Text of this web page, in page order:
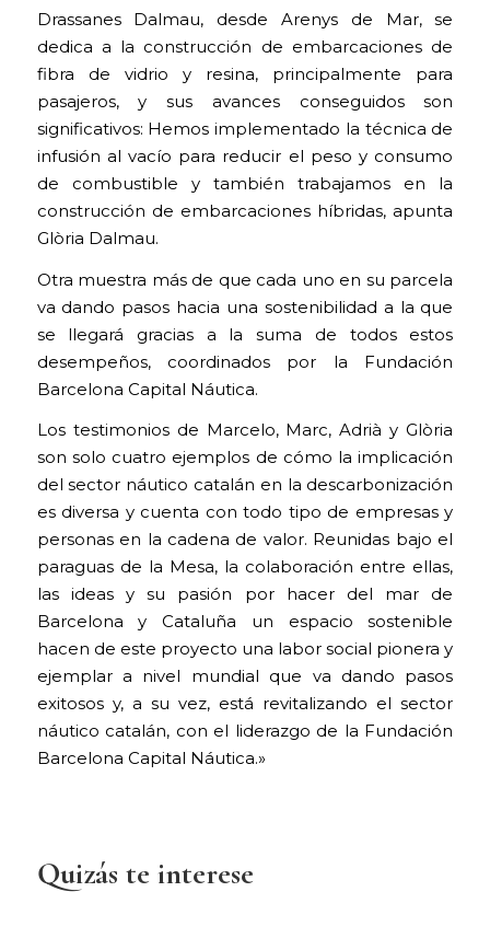
Drassanes Dalmau, desde Arenys de Mar, se
dedica a la construcción de embarcaciones de
fibra de vidrio y resina, principalmente para
pasajeros, y sus avances conseguidos son
significativos: Hemos implementado la técnica de
infusión al vacío para reducir el peso y consumo
de combustible y también trabajamos en la
construcción de embarcaciones híbridas, apunta
Glòria Dalmau.
Otra muestra más de que cada uno en su parcela
va dando pasos hacia una sostenibilidad a la que
se llegará gracias a la suma de todos estos
desempeños, coordinados por la Fundación
Barcelona Capital Náutica.
Los testimonios de Marcelo, Marc, Adrià y Glòria
son solo cuatro ejemplos de cómo la implicación
del sector náutico catalán en la descarbonización
es diversa y cuenta con todo tipo de empresas y
personas en la cadena de valor. Reunidas bajo el
paraguas de la Mesa, la colaboración entre ellas,
las ideas y su pasión por hacer del mar de
Barcelona y Cataluña un espacio sostenible
hacen de este proyecto una labor social pionera y
ejemplar a nivel mundial que va dando pasos
exitosos y, a su vez, está revitalizando el sector
náutico catalán, con el liderazgo de la Fundación
Barcelona Capital Náutica.»
Quizás te interese